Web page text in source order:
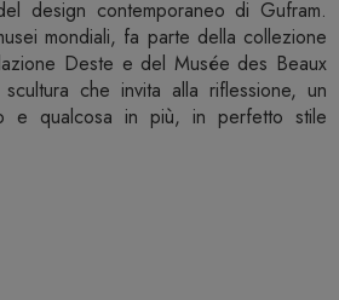
design contemporaneo di Gufram.
mondiali, fa parte della collezione
Deste e del Musée des Beaux
che invita alla riflessione, un
e qualcosa in più, in perfetto stile